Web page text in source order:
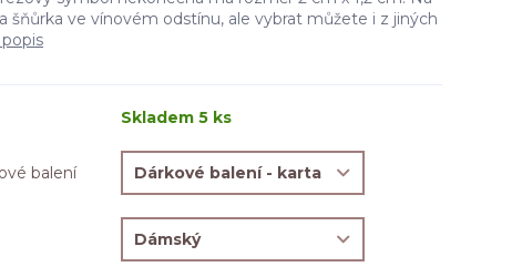
šňůrka ve vínovém odstínu, ale vybrat můžete i z jiných
Skladem 5 ks
balení